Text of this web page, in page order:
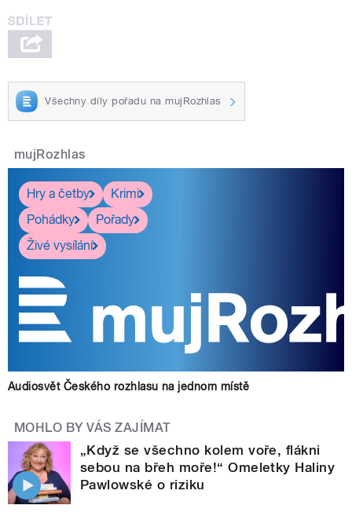
Všechny díly pořadu na mujRozhlas
mujRozhlas
Hry a četby
Krimi
Pohádky
Pořady
Živé vysílání
Audiosvět Českého rozhlasu na jednom místě
MOHLO BY VÁS ZAJÍMAT
„Když se všechno kolem voře, flákni
sebou na břeh moře!“ Omeletky Haliny
Pawlowské o riziku